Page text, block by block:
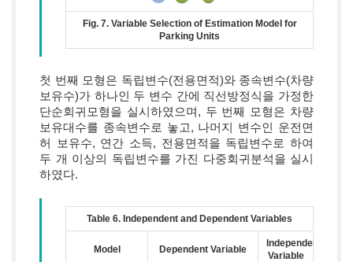
Fig. 7. Variable Selection of Estimation Model for
Parking Units
첫 번째 모형은 독립변수(전용면적)와 종속변수(차량
보유수)가 하나인 두 변수 간에 직선방정식을 가정한
단순회귀모형을 실시하였으며, 두 번째 모형은 차량
보유대수를 종속변수로 놓고, 나머지 변수인 운전면
허 보유수, 연간 소득, 전용면적을 독립변수로 하여
두 개 이상의 독립변수를 가진 다중회귀분석을 실시
하였다.
Table 6. Independent and Dependent Variables
Model Dependent Variable
Independent
Variable